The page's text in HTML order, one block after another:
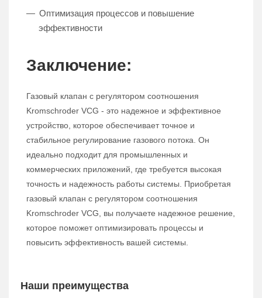
Оптимизация процессов и повышение
эффективности
Заключение:
Газовый клапан с регулятором соотношения
Kromschroder VCG - это надежное и эффективное
устройство, которое обеспечивает точное и
стабильное регулирование газового потока. Он
идеально подходит для промышленных и
коммерческих приложений, где требуется высокая
точность и надежность работы системы. Приобретая
газовый клапан с регулятором соотношения
Kromschroder VCG, вы получаете надежное решение,
которое поможет оптимизировать процессы и
повысить эффективность вашей системы.
Наши преимущества